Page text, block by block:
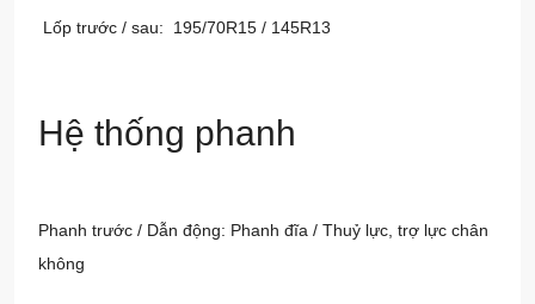
Lốp trước / sau: 195/70R15 / 145R13
Hệ thống phanh
Phanh trước / Dẫn động: Phanh đĩa / Thuỷ lực, trợ lực chân
không